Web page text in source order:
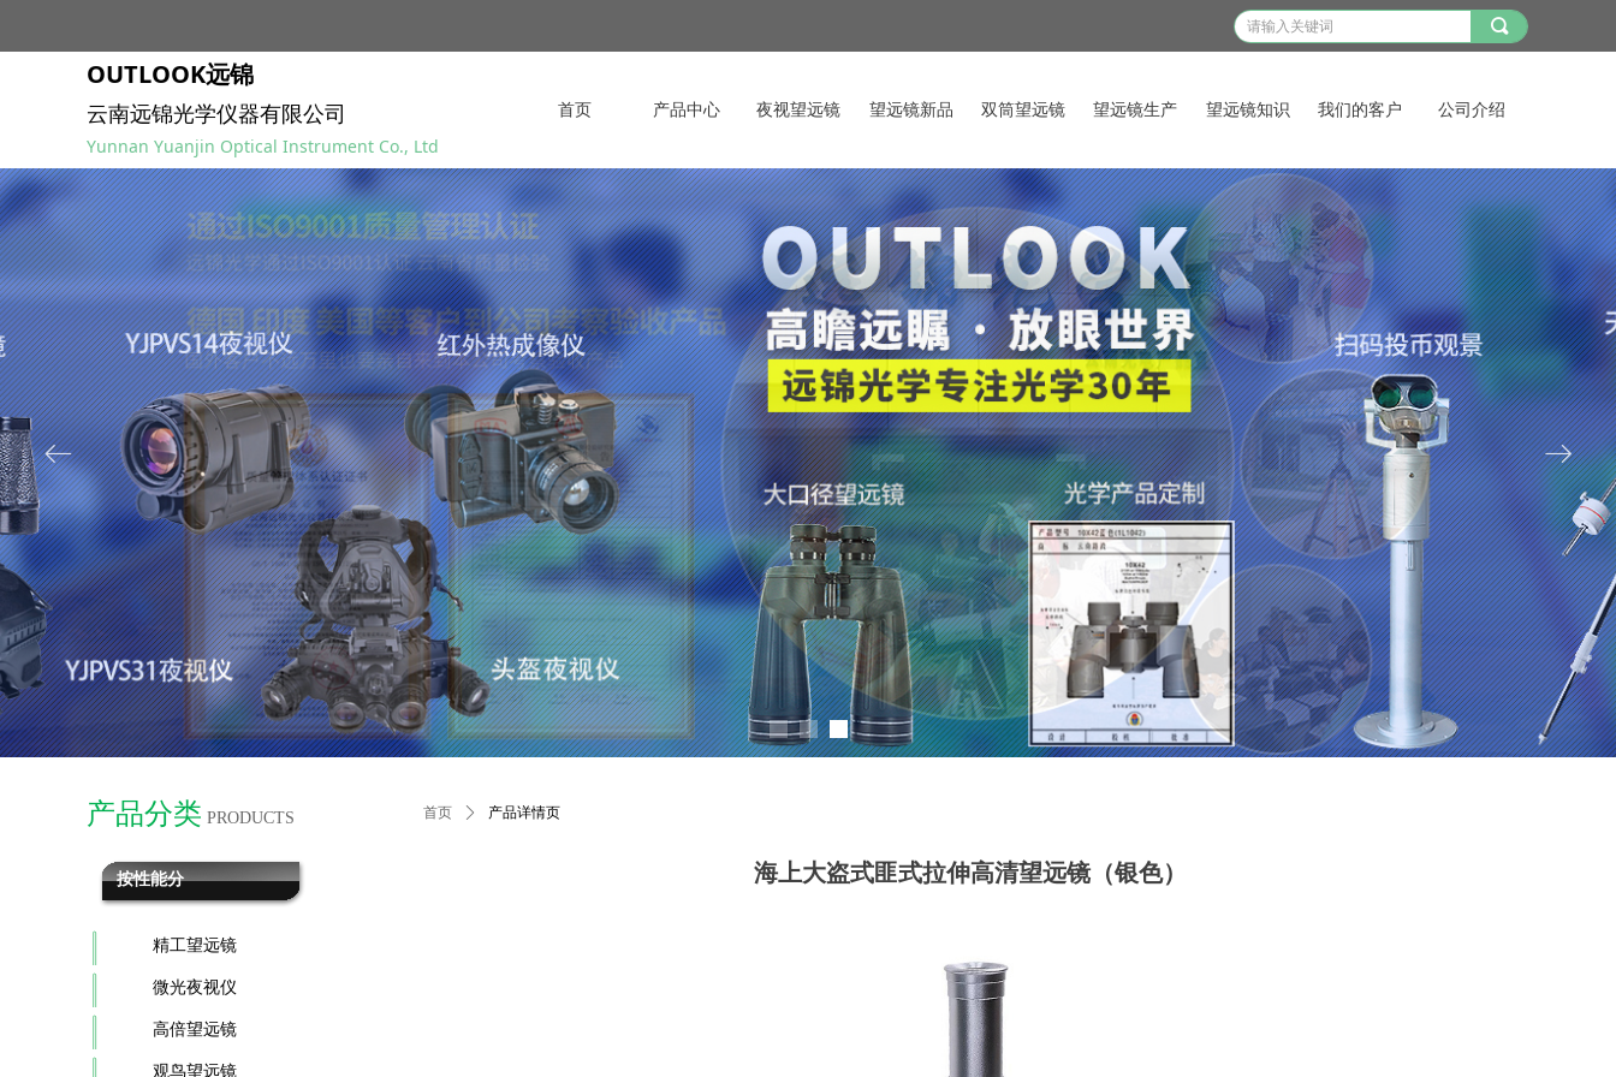
끠
OUTLOOK远锦
云南远锦光学仪器有限公司
Yunnan Yuanjin Optical Instrument Co., Ltd
ꂃ ꁹ
首页 产品中心 夜视望远镜 望远镜新品 双筒望远镜 望远镜生产 望远镜知识 我们的客户 公司介绍
产品分类 PRODUCTS
按性能分
精工望远镜
微光夜视仪
高倍望远镜
观鸟望远镜
首页 ꄲ 产品详情页
海上大盗式匪式拉伸高清望远镜（银色）